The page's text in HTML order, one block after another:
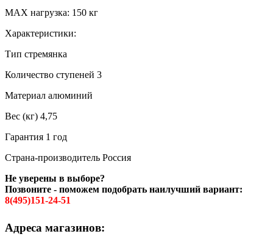
МАХ нагрузка: 150 кг
Характеристики:
Тип стремянка
Количество ступеней 3
Материал алюминий
Вес (кг) 4,75
Гарантия 1 год
Страна-производитель Россия
Не уверены в выборе?
Позвоните - поможем подобрать наилучший вариант:
8(495)151-24-51
Адреса магазинов: